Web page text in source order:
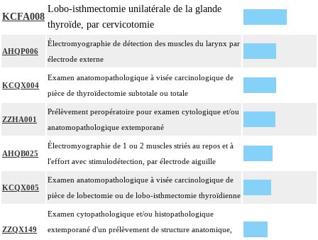
KCFA008
Lobo-isthmectomie unilatérale de la glande
thyroïde, par cervicotomie
AHQP006
Électromyographie de détection des muscles du larynx par
électrode externe
KCQX004
Examen anatomopathologique à visée carcinologique de
pièce de thyroïdectomie subtotale ou totale
ZZHA001
Prélèvement peropératoire pour examen cytologique et/ou
anatomopathologique extemporané
AHQB025
Électromyographie de 1 ou 2 muscles striés au repos et à
l'effort avec stimulodétection, par électrode aiguille
KCQX005
Examen anatomopathologique à visée carcinologique de
pièce de lobectomie ou de lobo-isthmectomie thyroïdienne
ZZQX149
Examen cytopathologique et/ou histopathologique
extemporané d'un prélèvement de structure anatomique,